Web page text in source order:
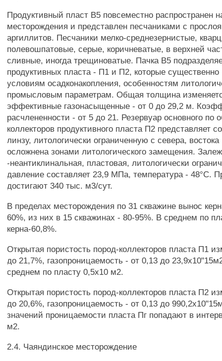
Продуктивный пласт В5 повсеместно распространен
месторождения и представлен песчаниками с
аргиллитов. Песчаники мелко-среднезернистые,
полевошпатовые, серые, коричневатые, в верхней
сливные, иногда трещиноватые. Пачка В5
продуктивных пласта - П1 и П2, которые существенно
условиям осадконакопления, особенностям
промысловым параметрам. Общая толщина
эффективные газонасыщенные - от 0 до 29,2 м.
расчлененности - от 5 до 21. Резервуар основного по
коллекторов продуктивного пласта П2 представляет
линзу, литологически ограниченную с севера,
осложнена зонами литологического замещения.
-неантиклинальная, пластовая, литологически
давление составляет 23,9 МПа, температура - 48°С.
достигают 340 тыс. м3/сут.
В пределах месторождения по 31 скважине вынос
60%, из них в 15 скважинах - 80-95%. В среднем по
керна-60,8%.
Открытая пористость пород-коллекторов пласта П1
до 21,7%, газопроницаемость - от 0,13 до
среднем по пласту 0,5x10 м2.
Открытая пористость пород-коллекторов пласта П2
до 20,6%, газопроницаемость - от 0,13 до
значений проницаемости пласта Пг попадают в
м2.
2.4. Чаяндинское месторождение